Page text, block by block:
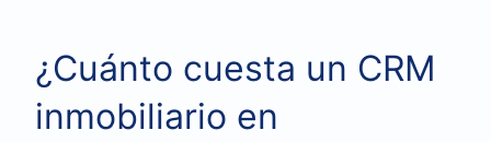
¿Cuánto cuesta un CRM
inmobiliario en